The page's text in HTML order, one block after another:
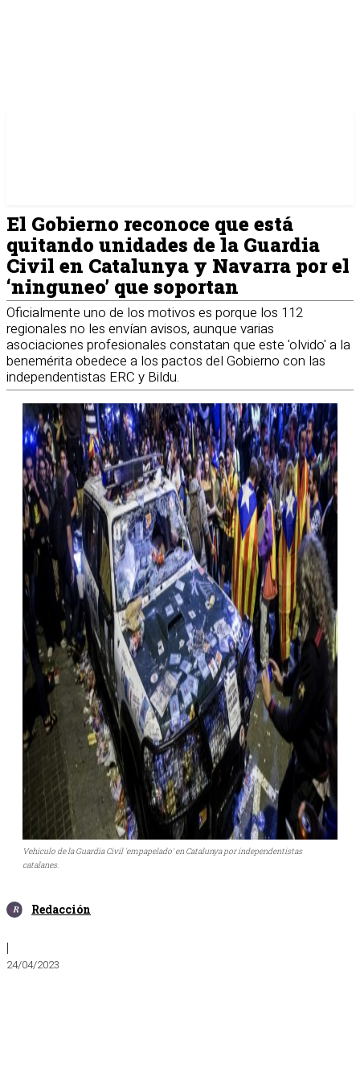
El Gobierno reconoce que está
quitando unidades de la Guardia
Civil en Catalunya y Navarra por el
‘ninguneo’ que soportan
Oficialmente uno de los motivos es porque los 112
regionales no les envían avisos, aunque varias
asociaciones profesionales constatan que este 'olvido' a la
benemérita obedece a los pactos del Gobierno con las
independentistas ERC y Bildu.
Vehículo de la Guardia Civil 'empapelado' en Catalunya por independentistas
catalanes.
Redacción
|
24/04/2023